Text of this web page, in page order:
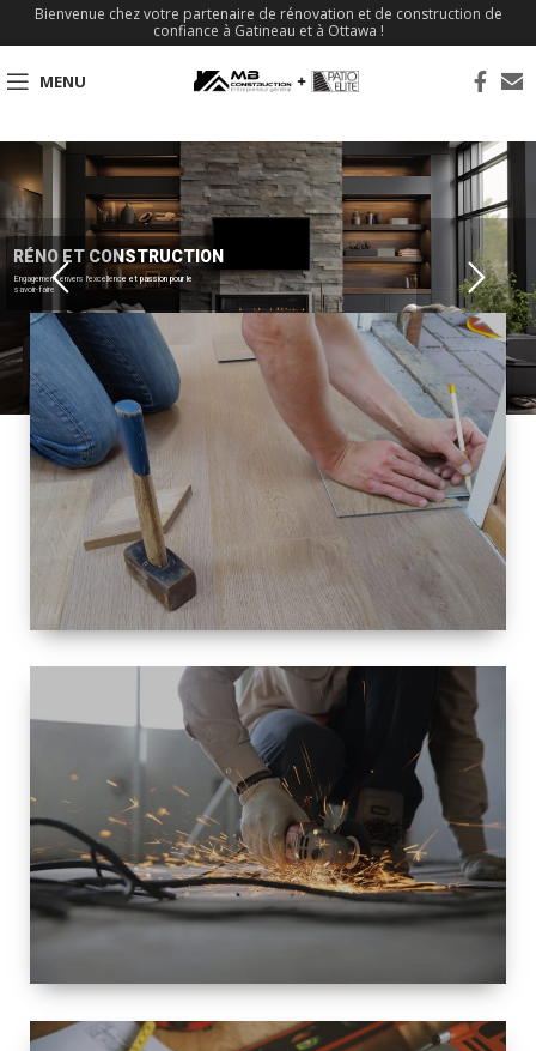
Bienvenue chez votre partenaire de rénovation et de construction de
confiance à Gatineau et à Ottawa !
MENU
Engagement envers l'excellence et passion pour le
savoir-faire
RÉNO ET CONSTRUCTION
TAILLE
PETITE À
GRANDE
RÉNOVATION
ESPACE